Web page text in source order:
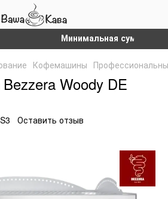
Минимальная сумма
Кофемашины
Woody DE
Оставить отзыв